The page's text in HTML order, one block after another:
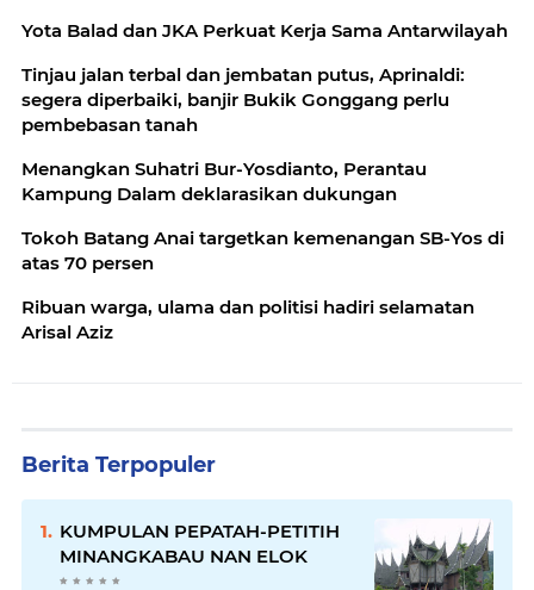
Yota Balad dan JKA Perkuat Kerja Sama Antarwilayah
Tinjau jalan terbal dan jembatan putus, Aprinaldi:
segera diperbaiki, banjir Bukik Gonggang perlu
pembebasan tanah
Menangkan Suhatri Bur-Yosdianto, Perantau
Kampung Dalam deklarasikan dukungan
Tokoh Batang Anai targetkan kemenangan SB-Yos di
atas 70 persen
Ribuan warga, ulama dan politisi hadiri selamatan
Arisal Aziz
Berita Terpopuler
KUMPULAN PEPATAH-PETITIH
MINANGKABAU NAN ELOK